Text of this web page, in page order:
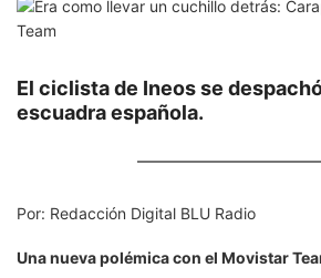
El ciclista de Ineos se
escuadra española.
Por: Redacción Digital BLU Radio
Una nueva polémica con el Movistar